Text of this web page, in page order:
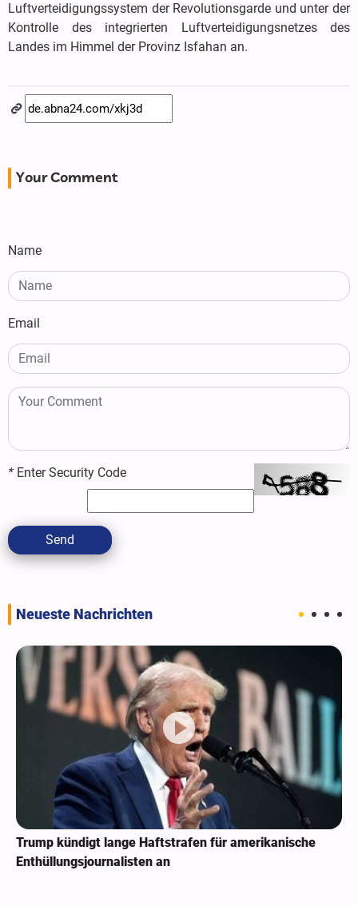
Luftverteidigungssystem der Revolutionsgarde und unter der
Kontrolle des integrierten Luftverteidigungsnetzes des
Landes im Himmel der Provinz Isfahan an.
Your Comment
Name
Email
* Enter Security Code
Send
Neueste Nachrichten
Trump kündigt lange Haftstrafen für amerikanische
Enthüllungsjournalisten an